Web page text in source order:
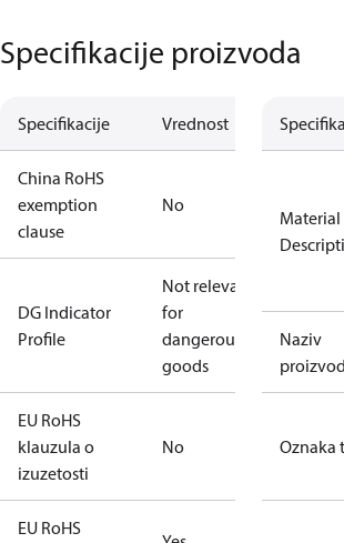
Specifikacije proizvoda
Specifikacije Vrednost
China RoHS
exemption
clause
No
DG Indicator
Profile
Not relevant
for
dangerous
goods
EU RoHS
klauzula o
izuzetosti
No
EU RoHS
Material
Naziv
Oznaka